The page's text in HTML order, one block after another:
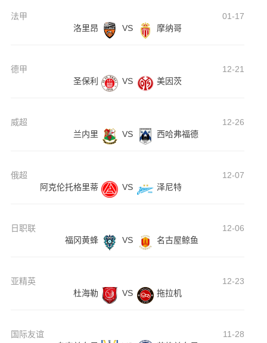
法甲
01-17
洛里昂
VS 摩纳哥
德甲
12-21
圣保利
VS 美因茨
威超
12-26
兰内里
VS 西哈弗福德
俄超
12-07
阿克伦托格里蒂
VS 泽尼特
日职联
12-06
福冈黄蜂
VS 名古屋鲸鱼
亚精英
12-23
杜海勒
VS 拖拉机
国际友谊
11-28